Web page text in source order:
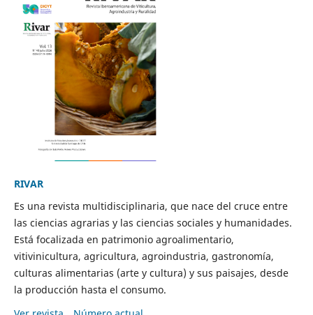
RIVAR
Es una revista multidisciplinaria, que nace del cruce entre
las ciencias agrarias y las ciencias sociales y humanidades.
Está focalizada en patrimonio agroalimentario,
vitivinicultura, agricultura, agroindustria, gastronomía,
culturas alimentarias (arte y cultura) y sus paisajes, desde
la producción hasta el consumo.